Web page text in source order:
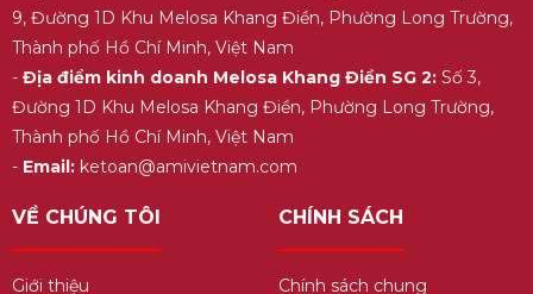
9, Đường 1D Khu Melosa Khang Điền, Phường Long Trường,
Thành phố Hồ Chí Minh, Việt Nam
- Địa điểm kinh doanh Melosa Khang Điền SG 2:Số 3,
Đường 1D Khu Melosa Khang Điền, Phường Long Trường,
Thành phố Hồ Chí Minh, Việt Nam
- Email:ketoan@amivietnam.com
VỀ CHÚNG TÔI
Giới thiệu
CHÍNH SÁCH
Chính sách chung